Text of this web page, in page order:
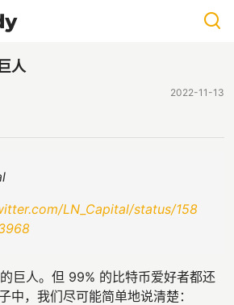
人
2022-11-13
LN_Capital/status/158
巨人。但 99% 的比特币爱好者都还
中，我们尽可能简单地说清楚：